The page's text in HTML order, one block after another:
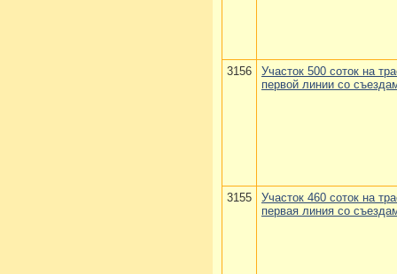
3156
Участок 500 соток на
первой линии со
3155
Участок 460 соток на
первая линия со